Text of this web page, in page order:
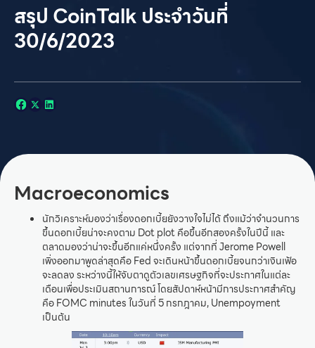
สรุป CoinTalk ประจำวันที่
30/6/2023
Macroeconomics
นักวิเคราะห์มองว่าเรื่องดอกเบี้ยยังวางใจไม่ได้ ถึงแม้ว่าจำนวนการ
ขึ้นดอกเบี้ยน่าจะคงตาม Dot plot คือขึ้นอีกสองครั้งในปีนี้ และ
ตลาดมองว่าน่าจะขึ้นอีกแค่หนึ่งครั้ง แต่จากที่ Jerome Powell
เพิ่งออกมาพูดล่าสุดคือ Fed จะเดินหน้าขึ้นดอกเบี้ยจนกว่าเงินเฟ้อ
จะลดลง ระหว่างนี้ให้จับตาดูตัวเลขเศรษฐกิจที่จะประกาศในแต่ละ
เดือนเพื่อประเมินสถานการณ์ โดยสัปดาห์หน้ามีการประกาศสำคัญ
คือ FOMC minutes ในวันที่ 5 กรกฎาคม, Unempoyment
เป็นต้น